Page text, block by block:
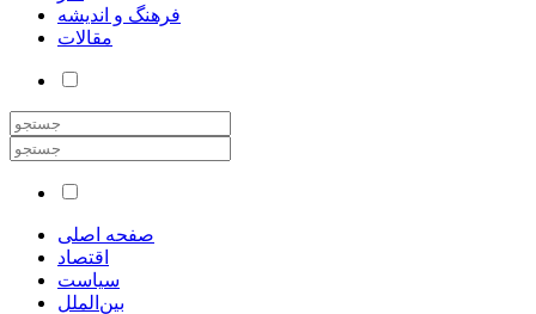
فرهنگ و اندیشه
مقالات
صفحه اصلی
اقتصاد
سیاست
بین‌الملل